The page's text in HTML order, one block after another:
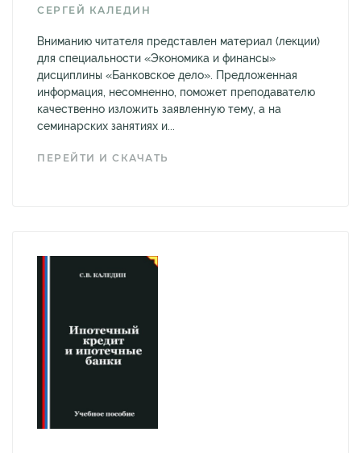
СЕРГЕЙ КАЛЕДИН
Вниманию читателя представлен материал (лекции)
для специальности «Экономика и финансы»
дисциплины «Банковское дело». Предложенная
информация, несомненно, поможет преподавателю
качественно изложить заявленную тему, а на
семинарских занятиях и...
ПЕРЕЙТИ И СКАЧАТЬ